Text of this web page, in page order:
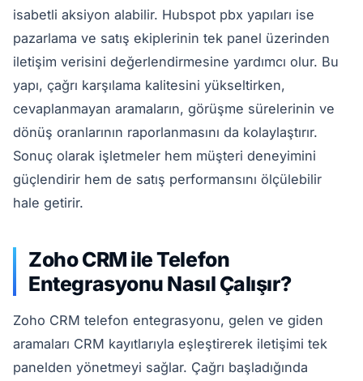
isabetli aksiyon alabilir. Hubspot pbx yapıları ise
pazarlama ve satış ekiplerinin tek panel üzerinden
iletişim verisini değerlendirmesine yardımcı olur. Bu
yapı, çağrı karşılama kalitesini yükseltirken,
cevaplanmayan aramaların, görüşme sürelerinin ve
dönüş oranlarının raporlanmasını da kolaylaştırır.
Sonuç olarak işletmeler hem müşteri deneyimini
güçlendirir hem de satış performansını ölçülebilir
hale getirir.
Zoho CRM ile Telefon
Entegrasyonu Nasıl Çalışır?
Zoho CRM telefon entegrasyonu, gelen ve giden
aramaları CRM kayıtlarıyla eşleştirerek iletişimi tek
panelden yönetmeyi sağlar. Çağrı başladığında